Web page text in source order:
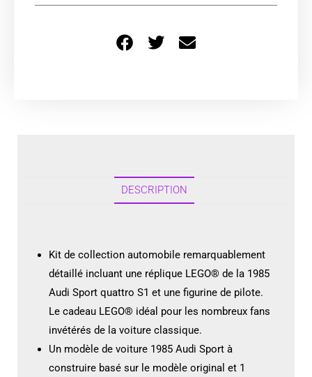
DESCRIPTION
Kit de collection automobile remarquablement
détaillé incluant une réplique LEGO® de la 1985
Audi Sport quattro S1 et une figurine de pilote.
Le cadeau LEGO® idéal pour les nombreux fans
invétérés de la voiture classique.
Un modèle de voiture 1985 Audi Sport à
construire basé sur le modèle original et 1